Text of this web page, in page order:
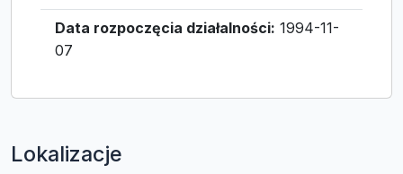
Data rozpoczęcia działalności: 1994-11-
07
Lokalizacje